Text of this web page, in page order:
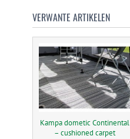
VERWANTE ARTIKELEN
Kampa dometic Continental
– cushioned carpet